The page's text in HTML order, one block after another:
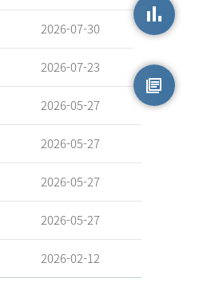
2026-07-30
2026-07-23
2026-05-27
2026-05-27
2026-05-27
2026-05-27
2026-02-12